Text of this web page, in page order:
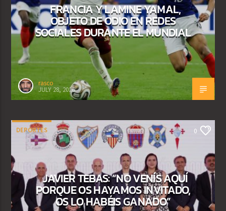
FRANCIA Y LAMINE YAMAL,
OBJETO DE ODIO EN REDES
SOCIALES DURANTE EL MUNDIAL
rasco
JULY 28, 2026
DEPORTES 0
JAVIER TEBAS: “NO VENÍS AQUÍ
PORQUE OS HAYAMOS INVITADO,
OS LO HABÉIS GANADO”